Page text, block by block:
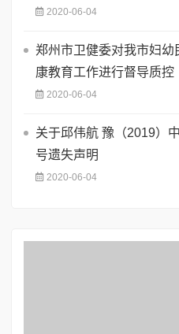
2020-06-04
郑州市卫健委对我市妇
康教育工作进行督导质控
2020-06-04
关于邱伟航 豫（2019）
号遗失声明
2020-06-04